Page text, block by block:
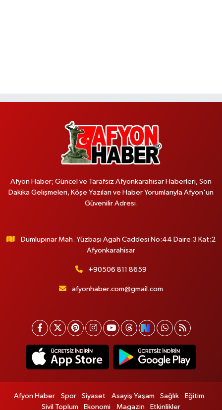
Afyon Haber; Güncel ve Tarafsız Afyonkarahisar Haberleri, Son
Dakika Gelişmeleri, Köşe Yazıları ve Haber Yorumlarıyla Afyon'un
Güvenilir Adresi.
Dumlupınar Mah. Yüzbaşı Agah Caddesi No:44 Daire:3 Kat:2
Afyonkarahisar
+90506 811 8659
afyonhaber.com@gmail.com
Afyon Haber Spor Siyaset Asayiş Yaşam Sağlık
Eğitim
Sivil Toplum
Ekonomi Magazin Etkinlikler